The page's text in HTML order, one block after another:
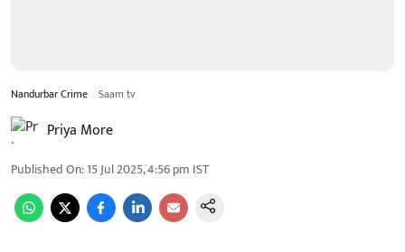
Nandurbar Crime Saam tv
Priya More
Published On:15 Jul 2025, 4:56 pm IST